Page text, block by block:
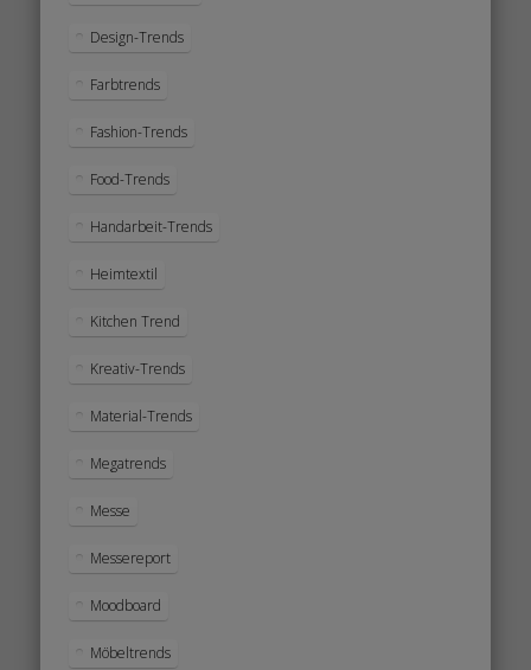
Design-Trends
Farbtrends
Fashion-Trends
Food-Trends
Handarbeit-Trends
Heimtextil
Kitchen Trend
Kreativ-Trends
Material-Trends
Megatrends
Messe
Messereport
Moodboard
Möbeltrends